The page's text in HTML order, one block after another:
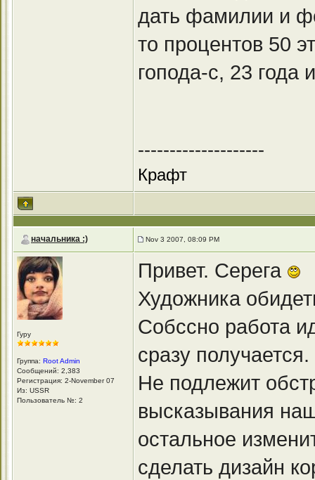
дать фамилии и
то процентов 50
гопода-с, 23 года
--------------------
Крафт
начальника :) Nov 3 2007, 08:09 PM
Гуру
Группа: Root Admin
Сообщений: 2,383
Регистрация: 2-November 07
Из: USSR
Пользователь №: 2
Привет. Серега
Художника
Собссно работа
сразу
Не подлежит
высказывания
остальное
сделать дизайн